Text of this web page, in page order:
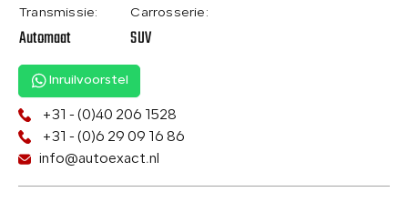
Transmissie:
Automaat
Carrosserie:
SUV
Inruilvoorstel
+31 - (0)40 206 1528
+31 - (0)6 29 09 16 86
info@autoexact.nl